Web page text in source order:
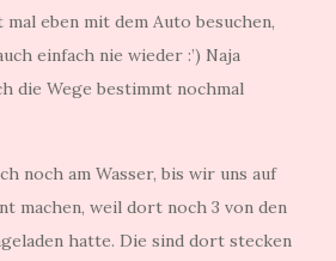
eben mit dem Auto besuchen,
einfach nie wieder :’) Naja
die Wege bestimmt nochmal
noch am Wasser, bis wir uns auf
machen, weil dort noch 3 von den
hatte. Die sind dort stecken